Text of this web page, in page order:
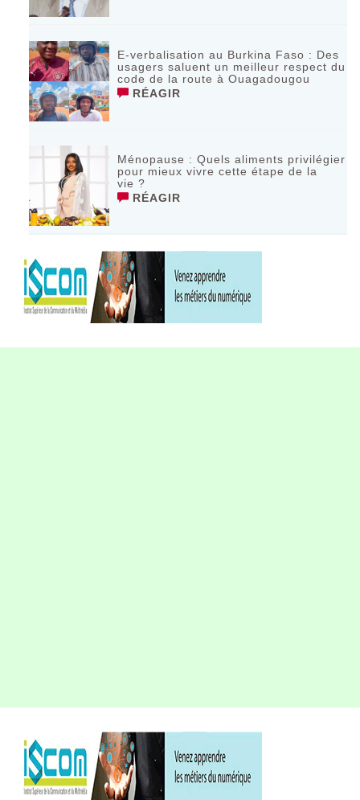
E-verbalisation au Burkina Faso : Des
usagers saluent un meilleur respect du
code de la route à Ouagadougou
RÉAGIR
Ménopause : Quels aliments privilégier
pour mieux vivre cette étape de la
vie ?
RÉAGIR